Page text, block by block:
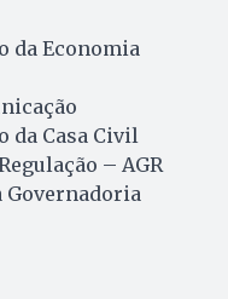
da Economia
da Casa Civil
– AGR
Governadoria